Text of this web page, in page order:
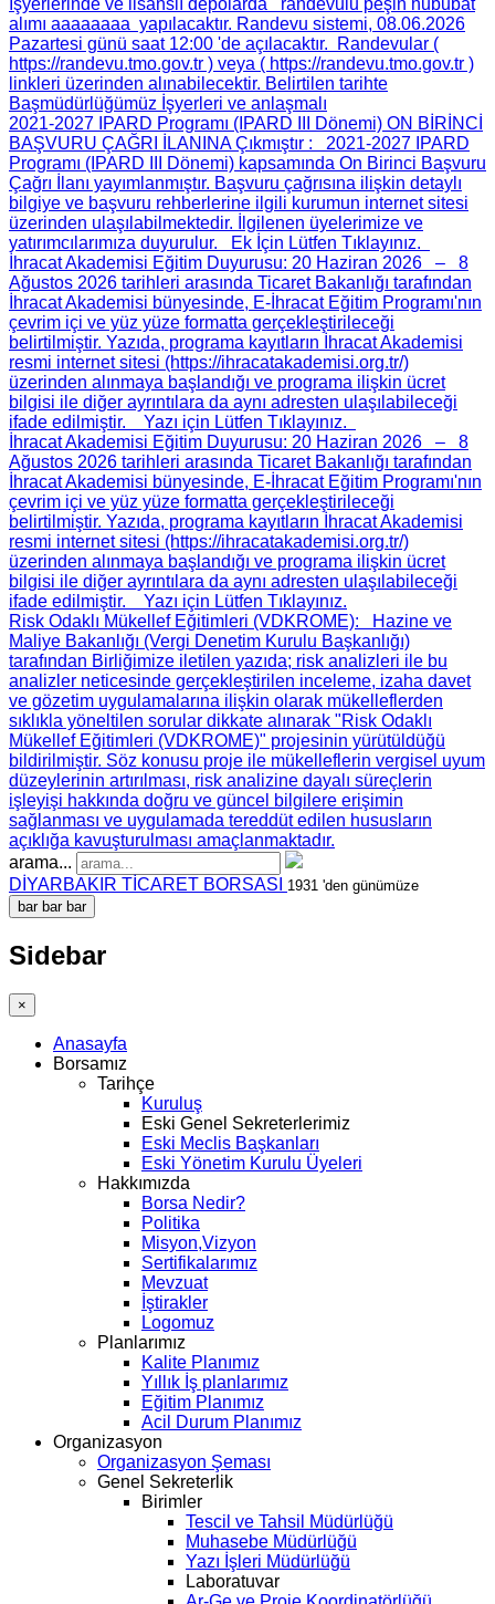
İşyerlerinde ve lisanslı depolarda randevulu peşin hububat
alımı aaaaaaaa yapılacaktır. Randevu sistemi, 08.06.2026
Pazartesi günü saat 12:00 'de açılacaktır. Randevular (
https://randevu.tmo.gov.tr ) veya ( https://randevu.tmo.gov.tr )
linkleri üzerinden alınabilecektir. Belirtilen tarihte
Başmüdürlüğümüz İşyerleri ve anlaşmalı
2021-2027 IPARD Programı (IPARD III Dönemi) ON BİRİNCİ
BAŞVURU ÇAĞRI İLANINA Çıkmıştır : 2021-2027 IPARD
Programı (IPARD III Dönemi) kapsamında On Birinci Başvuru
Çağrı İlanı yayımlanmıştır. Başvuru çağrısına ilişkin detaylı
bilgiye ve başvuru rehberlerine ilgili kurumun internet sitesi
üzerinden ulaşılabilmektedir. İlgilenen üyelerimize ve
yatırımcılarımıza duyurulur. Ek İçin Lütfen Tıklayınız.
İhracat Akademisi Eğitim Duyurusu: 20 Haziran 2026 – 8
Ağustos 2026 tarihleri arasında Ticaret Bakanlığı tarafından
İhracat Akademisi bünyesinde, E-İhracat Eğitim Programı'nın
çevrim içi ve yüz yüze formatta gerçekleştirileceği
belirtilmiştir. Yazıda, programa kayıtların İhracat Akademisi
resmi internet sitesi (https://ihracatakademisi.org.tr/)
üzerinden alınmaya başlandığı ve programa ilişkin ücret
bilgisi ile diğer ayrıntılara da aynı adresten ulaşılabileceği
ifade edilmiştir. Yazı için Lütfen Tıklayınız.
İhracat Akademisi Eğitim Duyurusu: 20 Haziran 2026 – 8
Ağustos 2026 tarihleri arasında Ticaret Bakanlığı tarafından
İhracat Akademisi bünyesinde, E-İhracat Eğitim Programı'nın
çevrim içi ve yüz yüze formatta gerçekleştirileceği
belirtilmiştir. Yazıda, programa kayıtların İhracat Akademisi
resmi internet sitesi (https://ihracatakademisi.org.tr/)
üzerinden alınmaya başlandığı ve programa ilişkin ücret
bilgisi ile diğer ayrıntılara da aynı adresten ulaşılabileceği
ifade edilmiştir. Yazı için Lütfen Tıklayınız.
Risk Odaklı Mükellef Eğitimleri (VDKROME): Hazine ve
Maliye Bakanlığı (Vergi Denetim Kurulu Başkanlığı)
tarafından Birliğimize iletilen yazıda; risk analizleri ile bu
analizler neticesinde gerçekleştirilen inceleme, izaha davet
ve gözetim uygulamalarına ilişkin olarak mükelleflerden
sıklıkla yöneltilen sorular dikkate alınarak "Risk Odaklı
Mükellef Eğitimleri (VDKROME)" projesinin yürütüldüğü
bildirilmiştir. Söz konusu proje ile mükelleflerin vergisel uyum
düzeylerinin artırılması, risk analizine dayalı süreçlerin
işleyişi hakkında doğru ve güncel bilgilere erişimin
sağlanması ve uygulamada tereddüt edilen hususların
açıklığa kavuşturulması amaçlanmaktadır.
arama...
DİYARBAKIR TİCARET BORSASI
1931 'den günümüze
bar bar bar
Sidebar
×
Anasayfa
Borsamız
Tarihçe
Kuruluş
Eski Genel Sekreterlerimiz
Eski Meclis Başkanları
Eski Yönetim Kurulu Üyeleri
Hakkımızda
Borsa Nedir?
Politika
Misyon,Vizyon
Sertifikalarımız
Mevzuat
İştirakler
Logomuz
Planlarımız
Kalite Planımız
Yıllık İş planlarımız
Eğitim Planımız
Acil Durum Planımız
Organizasyon
Organizasyon Şeması
Genel Sekreterlik
Birimler
Tescil ve Tahsil Müdürlüğü
Muhasebe Müdürlüğü
Yazı İşleri Müdürlüğü
Laboratuvar